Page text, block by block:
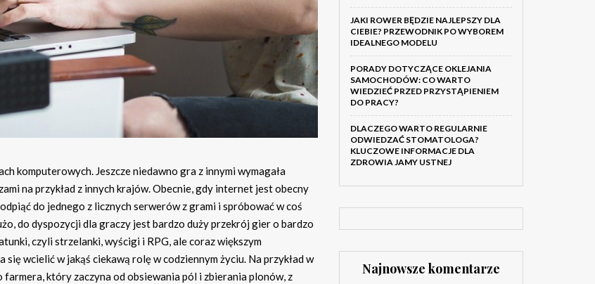
komputerowych. Jeszcze niedawno gra z innymi wymagała
na przykład z innych krajów. Obecnie, gdy internet jest obecny
do jednego z licznych serwerów z grami i spróbować w coś
do dyspozycji dla graczy jest bardzo duży przekrój gier o bardzo
czyli strzelanki, wyścigi i RPG, ale coraz większym
wcielić w jakąś ciekawą rolę w codziennym życiu. Na przykład w
który zaczyna od obsiewania pól i zbierania plonów, z
JAKI ROWER BĘDZIE NAJLEPSZY DLA
CIEBIE? PRZEWODNIK PO WYBOREM
IDEALNEGO MODELU
PORADY DOTYCZĄCE OKLEJANIA
SAMOCHODÓW: CO WARTO
WIEDZIEĆ PRZED PRZYSTĄPIENIEM
DO PRACY?
DLACZEGO WARTO REGULARNIE
ODWIEDZAĆ STOMATOLOGA?
KLUCZOWE INFORMACJE DLA
ZDROWIA JAMY USTNEJ
Najnowsze komentarze